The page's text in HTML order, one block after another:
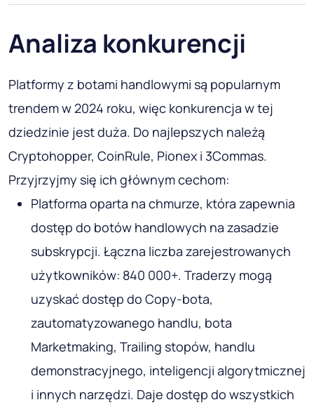
Analiza konkurencji
Platformy z botami handlowymi są popularnym
trendem w 2024 roku, więc konkurencja w tej
dziedzinie jest duża. Do najlepszych należą
Cryptohopper, CoinRule, Pionex i 3Commas.
Przyjrzyjmy się ich głównym cechom:
Platforma oparta na chmurze, która zapewnia
dostęp do botów handlowych na zasadzie
subskrypcji. Łączna liczba zarejestrowanych
użytkowników: 840 000+. Traderzy mogą
uzyskać dostęp do Copy-bota,
zautomatyzowanego handlu, bota
Marketmaking, Trailing stopów, handlu
demonstracyjnego, inteligencji algorytmicznej
i innych narzędzi. Daje dostęp do wszystkich